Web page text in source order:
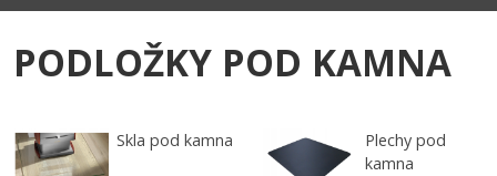
PODLOŽKY POD KAMNA
Skla pod kamna
Plechy pod
kamna